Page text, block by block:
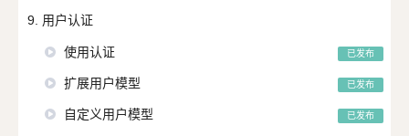
9. 用户认证
使用认证 已发布
扩展用户模型 已发布
自定义用户模型 已发布